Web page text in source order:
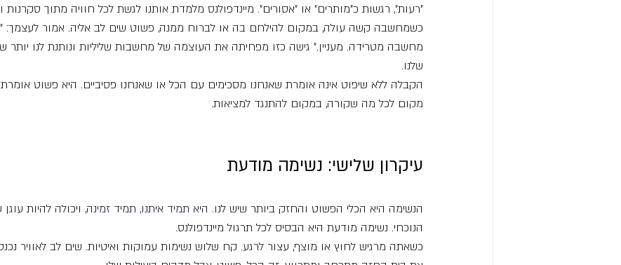
"רעות", רגשות כ"מותרים" או "אסורים". מיינדפולנס מלמדת אותנו לגשת לכל חוויה מתוך סקרנות
כשמחשבה קשה עולה, במקום להילחם בה או לברוח ממנה, פשוט שים לב אליה. אמור לעצמך:
מחשבה מטרידה. מעניין." גישה כזו מפחיתה את העוצמה של מחשבות שליליות ונותנת לנו יותר
שלנו.
הקבלה ללא שיפוט אינה אומרת שאנחנו מסכימים עם הכל או שאנחנו פסיביים. היא פשוט
מקום לכל מה שקורה, במקום להתנגד למציאות.
עיקרון שלישי: נשימה מודעת
הנשימה היא הכלי הפשוט והחזק ביותר שיש לנו. היא תמיד איתנו, תמיד זמינה, ויכולה להיות
הנוכחי. נשימה מודעת היא הבסיס לכל תרגול מיינדפולנס.
כשאתה מרגיש לחוץ או מוצף, עצור לרגע. קח שלוש נשימות עמוקות ואיטיות. שים לב לאוויר